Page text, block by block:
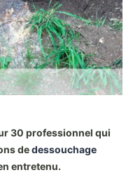
30 professionnel qui
dedessouchage
entretenu.